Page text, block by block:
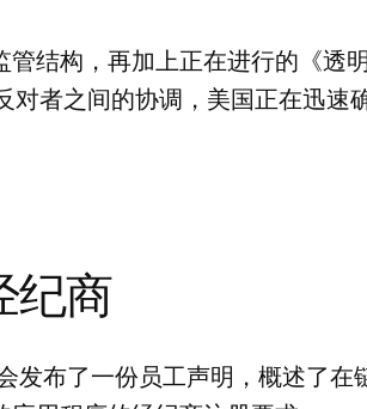
结构，再加上正在进行的《透
者之间的协调，美国正在迅速
纪商
发布了一份员工声明，概述了在